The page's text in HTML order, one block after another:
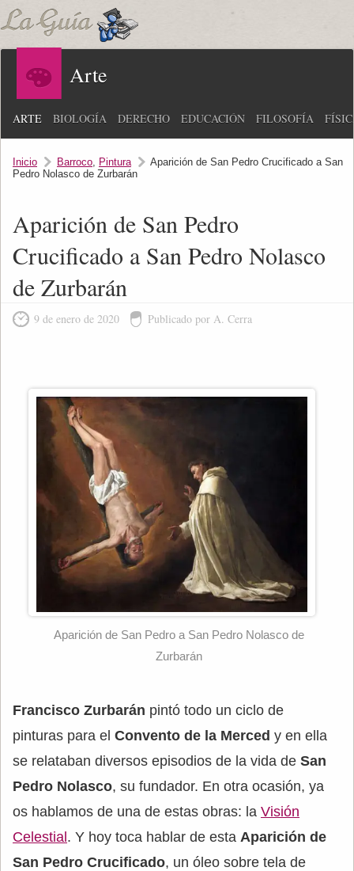
Arte
ARTE BIOLOGÍA DERECHO EDUCACIÓN FILOSOFÍA
Inicio Barroco, Pintura
Aparición de San Pedro Crucificado a San
Pedro Nolasco de Zurbarán
Aparición de San Pedro
Crucificado a San Pedro Nolasco
de Zurbarán
9 de enero de 2020 Publicado por A. Cerra
Aparición de San Pedro a San Pedro Nolasco de
Zurbarán
Francisco Zurbarán pintó todo un ciclo de
pinturas para el Convento de la Merced y en ella
se relataban diversos episodios de la vida de San
Pedro Nolasco, su fundador. En otra ocasión, ya
os hablamos de una de estas obras: la Visión
Celestial. Y hoy toca hablar de esta Aparición de
San Pedro Crucificado, un óleo sobre tela de